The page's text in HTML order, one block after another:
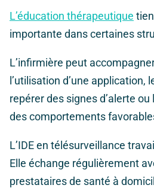
L’éducation thérapeutique
importante dans certaines
L’infirmière peut
l’utilisation d’une application,
repérer des signes d’alerte
des comportements
L’IDE en télésurveillance
Elle échange régulièrement
prestataires de santé à